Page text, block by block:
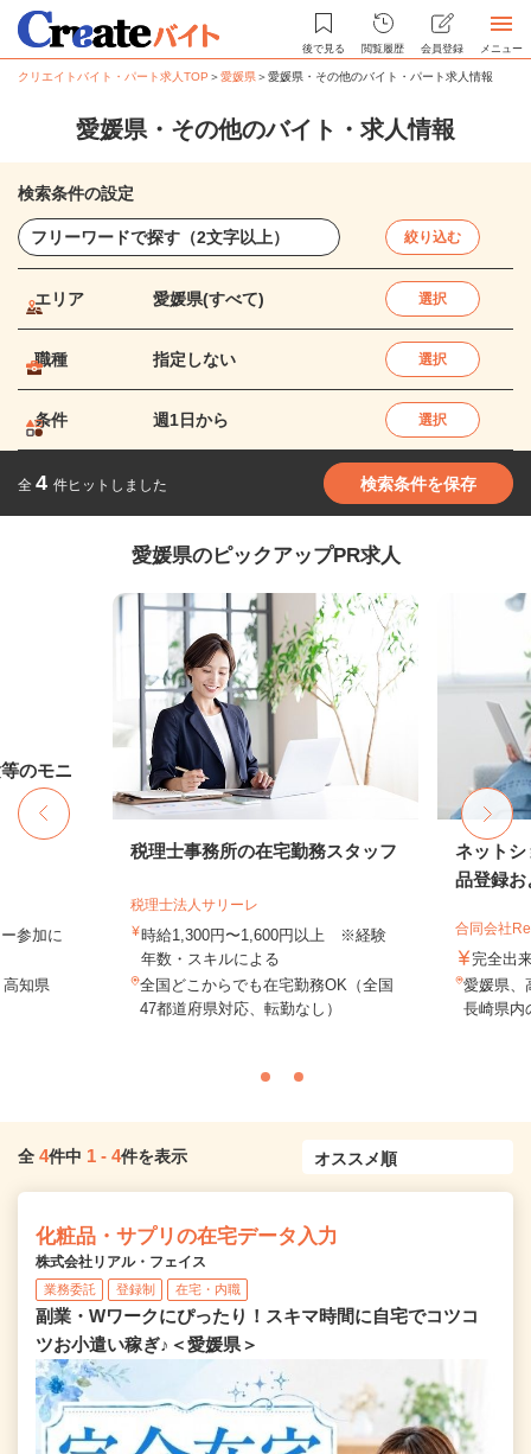
後で見る 閲覧履歴 会員登録 メニュー
クリエイトバイト・パート求人TOP ＞愛媛県＞愛媛県・その他のバイト・パート求人情報
愛媛県・その他のバイト・求人情報
検索条件の設定
絞り込む
エリア 愛媛県(すべて) 選択
職種 指定しない 選択
条件 週1日から 選択
全 4 件ヒットしました 検索条件を保存
愛媛県のピックアップPR求人
参加に
知県
税理士事務所の在宅勤務スタッフ
税理士法人サリーレ
時給1,300円〜1,600円以上 ※経験
年数・スキルによる
全国どこからでも在宅勤務OK（全国
47都道府県対応、転勤なし）
ネットシ
品登録お
合同会社
完全出
愛媛県、
長崎県
全 4件中 1 - 4件を表示
化粧品・サプリの在宅データ入力
株式会社リアル・フェイス
業務委託 登録制 在宅・内職
副業・Wワークにぴったり！スキマ時間に自宅でコツコ
ツお小遣い稼ぎ♪＜愛媛県＞